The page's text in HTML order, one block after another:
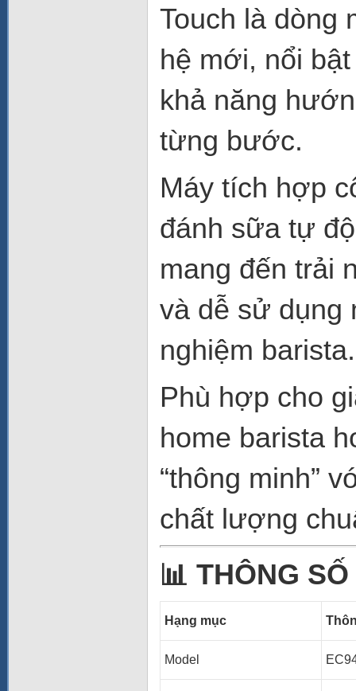
Touch là dòng
hệ mới, nổi
khả năng
từng bước.
Máy tích hợp
đánh sữa tự
mang đến trải
và dễ sử dụng
nghiệm barista.
Phù hợp cho
home barista
“thông minh”
chất lượng
📊 THÔNG
Hạng mục
Model